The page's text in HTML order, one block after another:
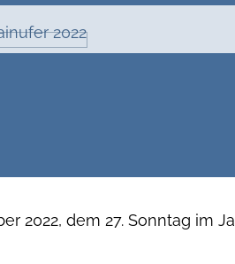
2022, dem 27. Sonntag im